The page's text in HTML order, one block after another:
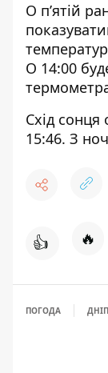
О п’ятій
О 14:00
Схід сонця
15:46. З
👍 🔥
ПОГОДА